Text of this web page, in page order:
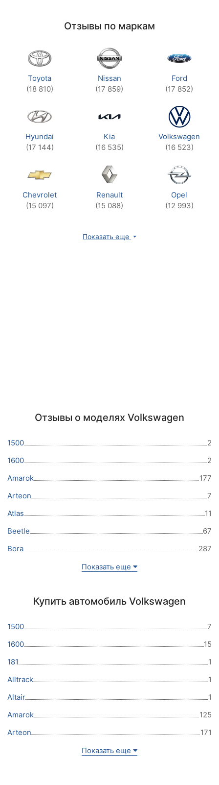
Отзывы по маркам
Toyota
(18 810)
Nissan
(17 859)
Ford
(17 852)
Hyundai
(17 144)
Kia
(16 535)
Volkswagen
(16 523)
Chevrolet
(15 097)
Renault
(15 088)
Opel
(12 993)
Показать еще
Отзывы о моделях Volkswagen
1500
2
1600
2
Amarok
177
Arteon
7
Atlas
11
Beetle
67
Bora
287
Показать еще
Купить автомобиль Volkswagen
1500
7
1600
15
181
1
Alltrack
1
Altair
1
Amarok
125
Arteon
171
Показать еще